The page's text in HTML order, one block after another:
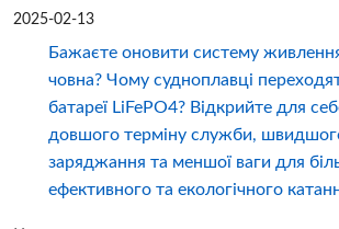
2025-02-13
Бажаєте оновити систему
човна? Чому судноплавці
батареї LiFePO4? Відкрийте для
довшого терміну служби,
заряджання та меншої ваги для
ефективного та екологічного